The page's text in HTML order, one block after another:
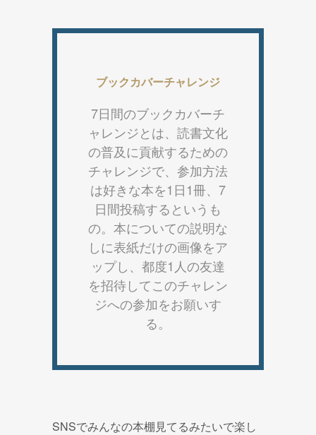
ブックカバーチャレンジ
7日間のブックカバーチ
ャレンジとは、読書文化
の普及に貢献するための
チャレンジで、参加方法
は好きな本を1日1冊、7
日間投稿するというも
の。本についての説明な
しに表紙だけの画像をア
ップし、都度1人の友達
を招待してこのチャレン
ジへの参加をお願いす
る。
SNSでみんなの本棚見てるみたいで楽し